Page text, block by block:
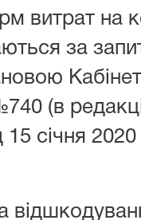
витрат на
за
(в
15 січня